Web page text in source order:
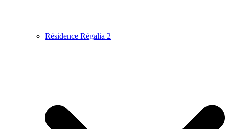
Résidence Régalia 2